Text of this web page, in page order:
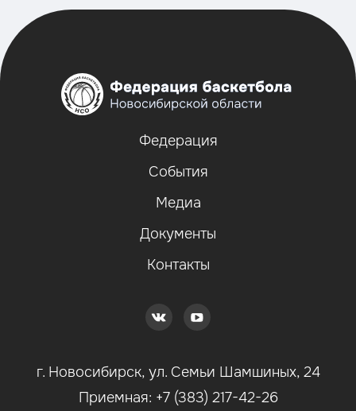
Федерация
События
Медиа
Документы
Контакты
г. Новосибирск, ул. Семьи Шамшиных, 24
Приемная: +7 (383) 217-42-26